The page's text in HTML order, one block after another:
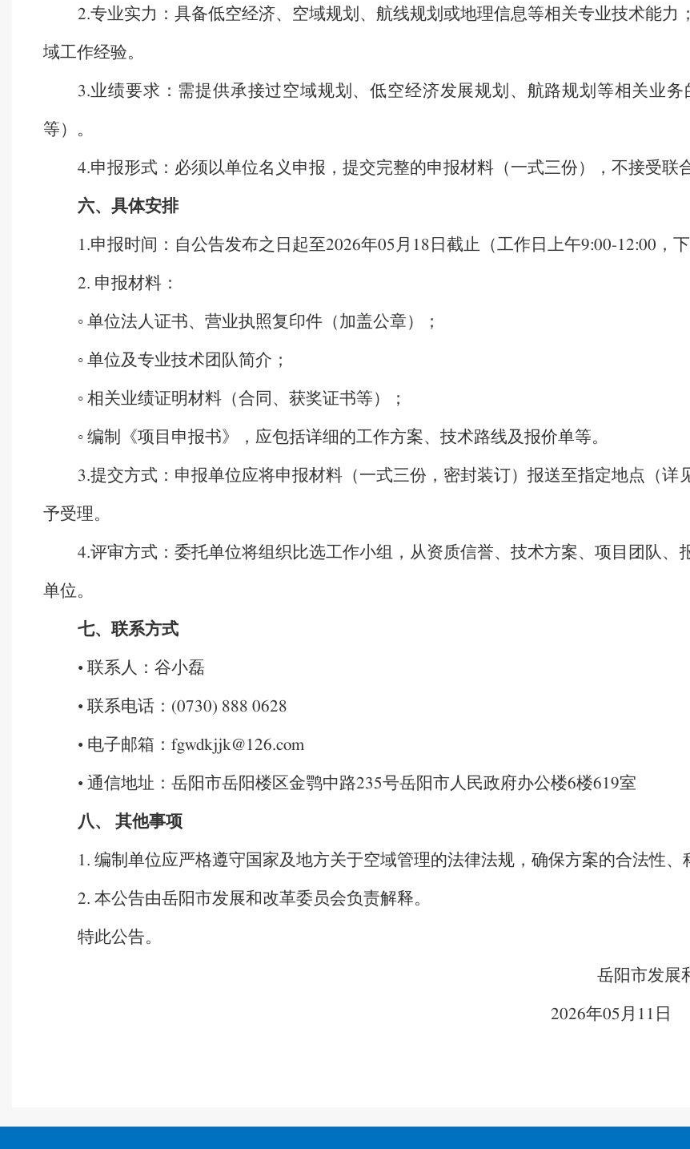
2.专业实力：具备低空经济、空域规划、航线规划或地理信息等相关专业技术能
域工作经验。
3.业绩要求：需提供承接过空域规划、低空经济发展规划、航路规划等相关业
等）。
4.申报形式：必须以单位名义申报，提交完整的申报材料（一式三份），不接受联
六、具体安排
1.申报时间：自公告发布之日起至2026年05 月 18 日截止（工作日上午9:00-12:00 ，
2. 申报材料：
◦ 单位法人证书、营业执照复印件（加盖公章）；
◦ 单位及专业技术团队简介；
◦ 相关业绩证明材料（合同、获奖证书等）；
◦ 编制《项目申报书》，应包括详细的工作方案、技术路线及报价单等。
3.提交方式：申报单位应将申报材料（一式三份，密封装订）报送至指定地点（
予受理。
4.评审方式：委托单位将组织比选工作小组，从资质信誉、技术方案、项目团队、
单位。
七、联系方式
• 联系人：谷小磊
• 联系电话： (0730) 888 0628
• 电子邮箱： fgwdkjjk@126.com
• 通信地址：岳阳市岳阳楼区金鹗中路235号岳阳市人民政府办公楼6楼619室
八、
其他事项
1. 编制单位应严格遵守国家及地方关于空域管理的法律法规，确保方案的合法性、
2. 本公告由岳阳市发展和改革委员会负责解释。
特此公告。
岳阳市发展和改革委
2026年05 月 11 日